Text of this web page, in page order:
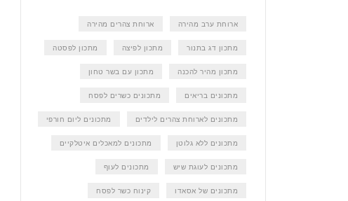
ארוחת ערב מהירה ארוחת צהרים מהירה
מתכון דג בתנור מתכון לפיצה מתכון לפסטה
מתכון מהיר להכנה מתכון עם בשר טחון
מתכונים בריאים מתכונים כשרים לפסח
מתכונים לארוחת צהרים לילדים מתכונים ליום חורפי
מתכונים ללא גלוטן מתכונים למאכלים איטלקיים
מתכונים לעוגת שיש מתכונים לעוף
מתכונים של אסאדו קינוח כשר לפסח